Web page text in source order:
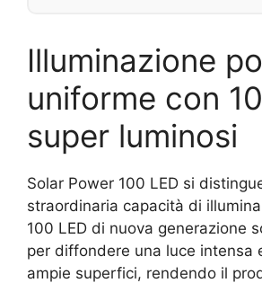
Illuminazione
uniforme con
super luminosi
Solar Power 100 LED si
straordinaria capacità di
100 LED di nuova generazione
per diffondere una luce intensa
ampie superfici, rendendo il